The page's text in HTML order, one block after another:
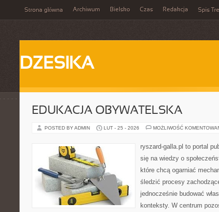
Strona główna Archiwum Bielsko Czas Redakcja Spis
DZESIKA
EDUKACJA OBYWATELSKA
POSTED BY ADMIN LUT - 25 - 2026 MOŻLIWOŚĆ
ryszard-galla.pl to portal
się na wiedzy o
które chcą ogarniać
śledzić procesy
jednocześnie budować
konteksty. W centrum